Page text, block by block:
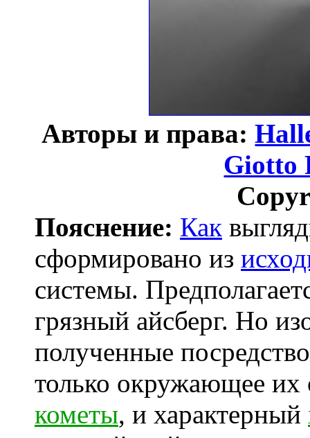
Авторы и права:
Giotto
Пояснение: Как
сформировано из
системы.
грязный айсберг. Но
полученные
только окружающее их
кометы, и характерный